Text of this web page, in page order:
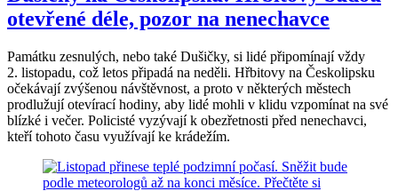
otevřené déle, pozor na nenechavce
Památku zesnulých, nebo také Dušičky, si lidé připomínají vždy
2. listopadu, což letos připadá na neděli. Hřbitovy na Českolipsku
očekávají zvýšenou návštěvnost, a proto v některých městech
prodlužují otevírací hodiny, aby lidé mohli v klidu vzpomínat na své
blízké i večer. Policisté vyzývají k obezřetnosti před nenechavci,
kteří tohoto času využívají ke krádežím.